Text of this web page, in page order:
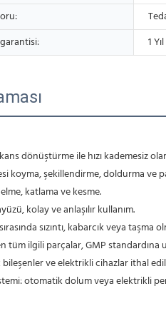
1 Yıl
dönüştürme ile hızı kademesiz
koyma, şekillendirme, doldurma ve
katlama ve kesme.
kolay ve anlaşılır kullanım.
sızıntı, kabarcık veya taşma
tüm ilgili parçalar, GMP
bileşenler ve elektrikli cihazlar ithal
otomatik dolum veya elektrikli